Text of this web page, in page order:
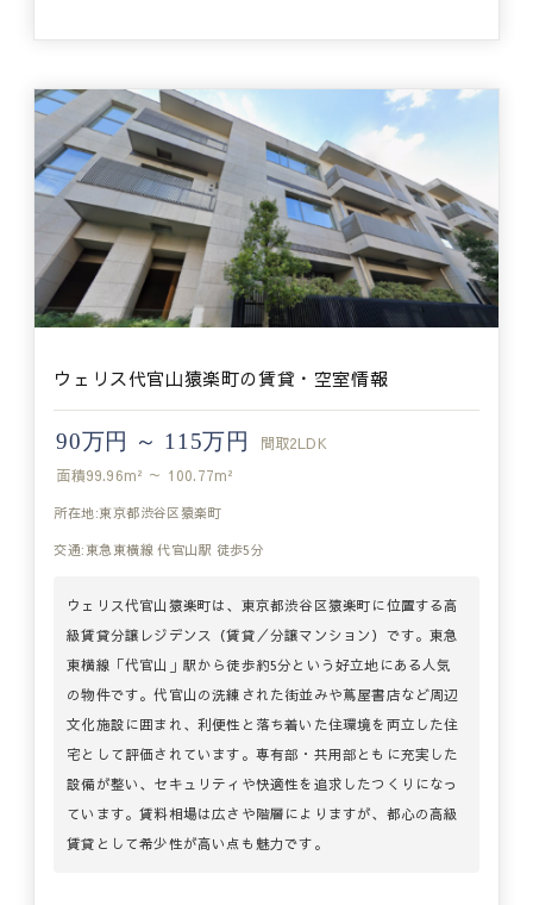
ウェリス代官山猿楽町の賃貸・空室情報
90万円 ～ 115万円 間取2LDK
面積99.96m² ～ 100.77m²
所在地:東京都渋谷区猿楽町
交通:東急東横線 代官山駅 徒歩5分
ウェリス代官山猿楽町は、東京都渋谷区猿楽町に位置する高
級賃貸分譲レジデンス（賃貸／分譲マンション）です。東急
東横線「代官山」駅から徒歩約5分という好立地にある人気
の物件です。代官山の洗練された街並みや蔦屋書店など周辺
文化施設に囲まれ、利便性と落ち着いた住環境を両立した住
宅として評価されています。専有部・共用部ともに充実した
設備が整い、セキュリティや快適性を追求したつくりになっ
ています。賃料相場は広さや階層によりますが、都心の高級
賃貸として希少性が高い点も魅力です。